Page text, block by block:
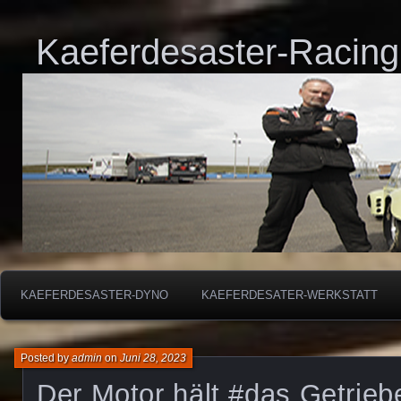
Kaeferdesaster-Racing
KAEFERDESASTER-DYNO KAEFERDESATER-WERKSTATT
Der Motor hält #das
Posted byadminonJuni 28, 2023